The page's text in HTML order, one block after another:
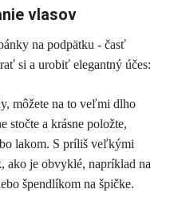
vlasov
na podpätku - časť
si a urobiť elegantný účes:
môžete na to veľmi dlho
stočte a krásne položte,
lakom. S príliš veľkými
ako je obvyklé, napríklad na
špendlíkom na špičke.